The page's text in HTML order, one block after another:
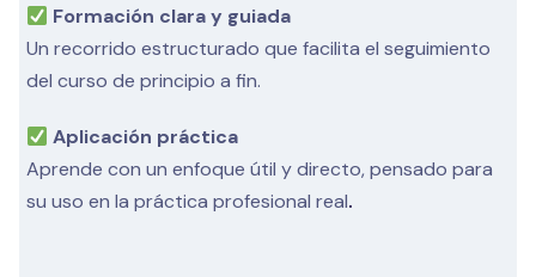
Formación clara y guiada
Un recorrido estructurado que facilita el seguimiento
del curso de principio a fin.
Aplicación práctica
Aprende con un enfoque útil y directo, pensado para
su uso en la práctica profesional real.